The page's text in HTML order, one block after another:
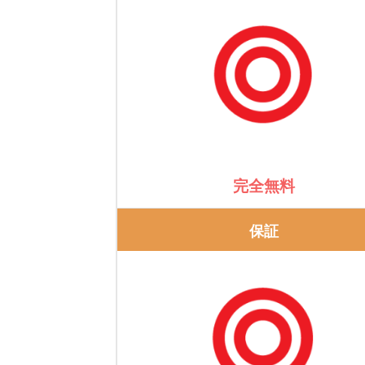
完全無料
保証